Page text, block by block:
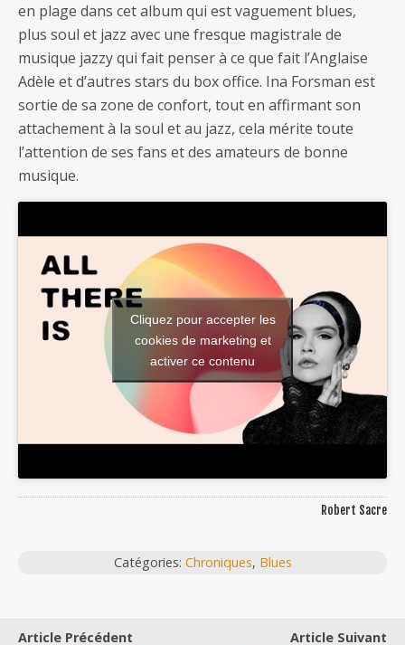
en plage dans cet album qui est vaguement blues,
plus soul et jazz avec une fresque magistrale de
musique jazzy qui fait penser à ce que fait l’Anglaise
Adèle et d’autres stars du box office. Ina Forsman est
sortie de sa zone de confort, tout en affirmant son
attachement à la soul et au jazz, cela mérite toute
l’attention de ses fans et des amateurs de bonne
musique.
Cliquez pour accepter les
cookies de marketing et
activer ce contenu
Robert Sacre
Catégories: Chroniques, Blues
Article Précédent
Article Suivant